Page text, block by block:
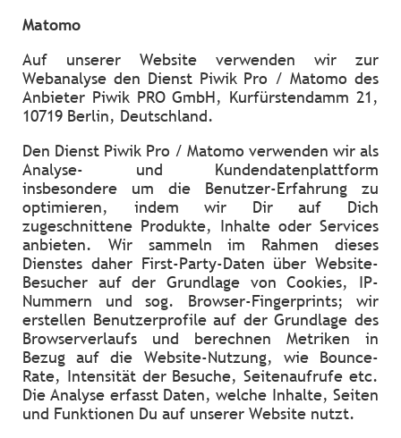
Matomo
Auf unserer Website verwenden wir zur
Webanalyse den Dienst Piwik Pro / Matomo des
Anbieter Piwik PRO GmbH, Kurfürstendamm 21,
10719 Berlin, Deutschland.
Den Dienst Piwik Pro / Matomo verwenden wir als
Analyse- und Kundendatenplattform
insbesondere um die Benutzer-Erfahrung zu
optimieren, indem wir Dir auf Dich
zugeschnittene Produkte, Inhalte oder Services
anbieten. Wir sammeln im Rahmen dieses
Dienstes daher First-Party-Daten über Website-
Besucher auf der Grundlage von Cookies, IP-
Nummern und sog. Browser-Fingerprints; wir
erstellen Benutzerprofile auf der Grundlage des
Browserverlaufs und berechnen Metriken in
Bezug auf die Website-Nutzung, wie Bounce-
Rate, Intensität der Besuche, Seitenaufrufe etc.
Die Analyse erfasst Daten, welche Inhalte, Seiten
und Funktionen Du auf unserer Website nutzt.